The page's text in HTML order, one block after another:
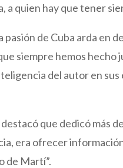
a quien hay que tener
pasión de Cuba arda en
siempre hemos
del autor en
que dedicó más
era ofrecer
de Martí”.